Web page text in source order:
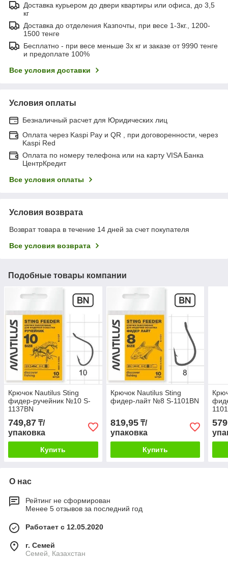
Доставка курьером до двери квартиры или офиса, до 3,5
кг
Доставка до отделения Казпочты, при весе 1-3кг., 1200-
1500 тенге
Бесплатно - при весе меньше 3х кг и заказе от 9990 тенге
и предоплате 100%
Все условия доставки
Условия оплаты
Безналичный расчет для Юридических лиц
Оплата через Kaspi Pay и QR , при договоренности, через
Kaspi Red
Оплата по номеру телефона или на карту VISA Банка
ЦентрКредит
Все условия оплаты
Условия возврата
Возврат товара в течение 14 дней за счет покупателя
Все условия возврата
Подобные товары компании
Крючок Nautilus Sting
фидер-ручейник №10 S-
1137BN
749,87 ₸/
упаковка
Купить
Крючок Nautilus Sting
фидер-лайт №8 S-1101BN
819,95₸/
упаковка
Купить
О нас
Рейтинг не сформирован
Менее 5 отзывов за последний год
Работает с 12.05.2020
г. Семей
Семей, Казахстан